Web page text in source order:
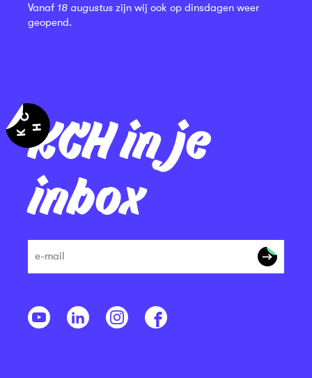
KCH in je
inbox
Vanaf 18 augustus zijn wij ook op dinsdagen weer
geopend.